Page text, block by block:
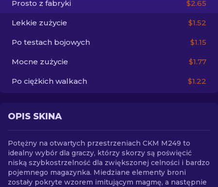
PL
Prosto z fabryki $2.65
Lekkie zużycie $1.52
Po testach bojowych $1.15
Mocne zużycie $1.77
Po ciężkich walkach $1.22
OPIS SKINA
Potężny na otwartych przestrzeniach CKM M249 to
idealny wybór dla graczy, którzy skorzy są poświęcić
niską szybkostrzelność dla zwiększonej celności i bardzo
pojemnego magazynka. Miedziane elementy broni
zostały pokryte wzorem imitującym magmę, a następnie